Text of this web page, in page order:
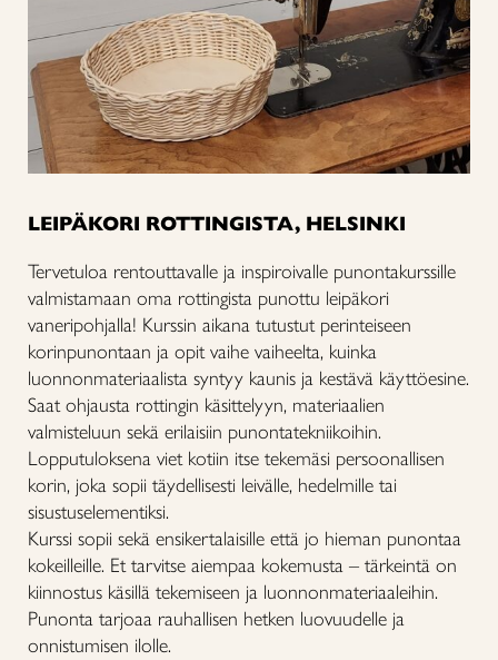
LEIPÄKORI ROTTINGISTA, HELSINKI
Tervetuloa rentouttavalle ja inspiroivalle punontakurssille
valmistamaan oma rottingista punottu leipäkori
vaneripohjalla! Kurssin aikana tutustut perinteiseen
korinpunontaan ja opit vaihe vaiheelta, kuinka
luonnonmateriaalista syntyy kaunis ja kestävä käyttöesine.
Saat ohjausta rottingin käsittelyyn, materiaalien
valmisteluun sekä erilaisiin punontatekniikoihin.
Lopputuloksena viet kotiin itse tekemäsi persoonallisen
korin, joka sopii täydellisesti leivälle, hedelmille tai
sisustuselementiksi.
Kurssi sopii sekä ensikertalaisille että jo hieman punontaa
kokeilleille. Et tarvitse aiempaa kokemusta – tärkeintä on
kiinnostus käsillä tekemiseen ja luonnonmateriaaleihin.
Punonta tarjoaa rauhallisen hetken luovuudelle ja
onnistumisen ilolle.